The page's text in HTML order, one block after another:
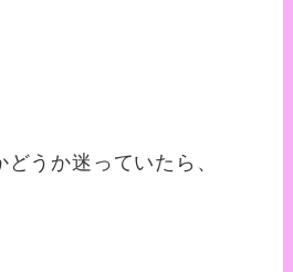
うか迷っていたら、